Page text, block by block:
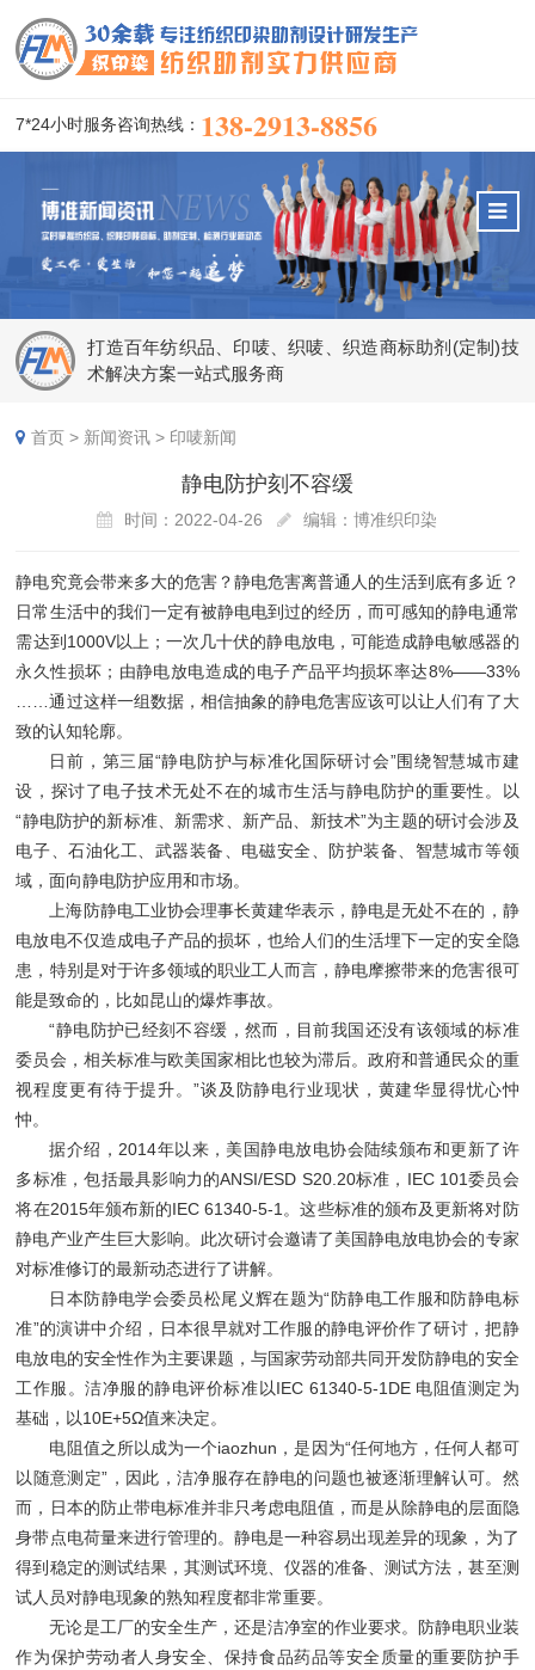
7*24小时服务咨询热线： 138-2913-8856
打造百年纺织品、印唛、织唛、织造商标助剂(定制)技
术解决方案一站式服务商
首页 > 新闻资讯 > 印唛新闻
静电防护刻不容缓
时间：2022-04-26 编辑：博准织印染
静电究竟会带来多大的危害？静电危害离普通人的生活到底有多近？
日常生活中的我们一定有被静电电到过的经历，而可感知的静电通常
需达到1000V以上；一次几十伏的静电放电，可能造成静电敏感器的
永久性损坏；由静电放电造成的电子产品平均损坏率达8%——33%
……通过这样一组数据，相信抽象的静电危害应该可以让人们有了大
致的认知轮廓。
日前，第三届“静电防护与标准化国际研讨会”围绕智慧城市建
设，探讨了电子技术无处不在的城市生活与静电防护的重要性。以
“静电防护的新标准、新需求、新产品、新技术”为主题的研讨会涉及
电子、石油化工、武器装备、电磁安全、防护装备、智慧城市等领
域，面向静电防护应用和市场。
上海防静电工业协会理事长黄建华表示，静电是无处不在的，静
电放电不仅造成电子产品的损坏，也给人们的生活埋下一定的安全隐
患，特别是对于许多领域的职业工人而言，静电摩擦带来的危害很可
能是致命的，比如昆山的爆炸事故。
“静电防护已经刻不容缓，然而，目前我国还没有该领域的标准
委员会，相关标准与欧美国家相比也较为滞后。政府和普通民众的重
视程度更有待于提升。”谈及防静电行业现状，黄建华显得忧心忡
忡。
据介绍，2014年以来，美国静电放电协会陆续颁布和更新了许
多标准，包括最具影响力的ANSI/ESD S20.20标准，IEC 101委员会
将在2015年颁布新的IEC 61340-5-1。这些标准的颁布及更新将对防
静电产业产生巨大影响。此次研讨会邀请了美国静电放电协会的专家
对标准修订的最新动态进行了讲解。
日本防静电学会委员松尾义辉在题为“防静电工作服和防静电标
准”的演讲中介绍，日本很早就对工作服的静电评价作了研讨，把静
电放电的安全性作为主要课题，与国家劳动部共同开发防静电的安全
工作服。洁净服的静电评价标准以IEC 61340-5-1DE 电阻值测定为
基础，以10E+5Ω值来决定。
电阻值之所以成为一个iaozhun，是因为“任何地方，任何人都可
以随意测定”，因此，洁净服存在静电的问题也被逐渐理解认可。然
而，日本的防止带电标准并非只考虑电阻值，而是从除静电的层面隐
身带点电荷量来进行管理的。静电是一种容易出现差异的现象，为了
得到稳定的测试结果，其测试环境、仪器的准备、测试方法，甚至测
试人员对静电现象的熟知程度都非常重要。
无论是工厂的安全生产，还是洁净室的作业要求。防静电职业装
作为保护劳动者人身安全、保持食品药品等安全质量的重要防护手